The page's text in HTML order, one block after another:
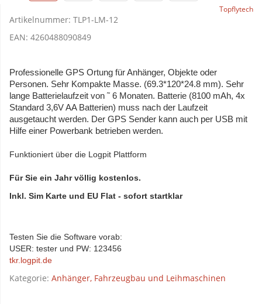
Topflytech
Artikelnummer: TLP1-LM-12
EAN: 4260488090849
Professionelle GPS Ortung für Anhänger, Objekte oder
Personen. Sehr Kompakte Masse. (69.3*120*24.8 mm). Sehr
lange Batterielaufzeit von ˜ 6 Monaten. Batterie (8100 mAh, 4x
Standard 3,6V AA Batterien) muss nach der Laufzeit
ausgetaucht werden. Der GPS Sender kann auch per USB mit
Hilfe einer Powerbank betrieben werden.
Funktioniert über die Logpit Plattform
Für Sie ein Jahr völlig kostenlos.
Inkl. Sim Karte und EU Flat - sofort startklar
Testen Sie die Software vorab:
USER: tester und PW: 123456
tkr.logpit.de
Kategorie: Anhänger, Fahrzeugbau und Leihmaschinen